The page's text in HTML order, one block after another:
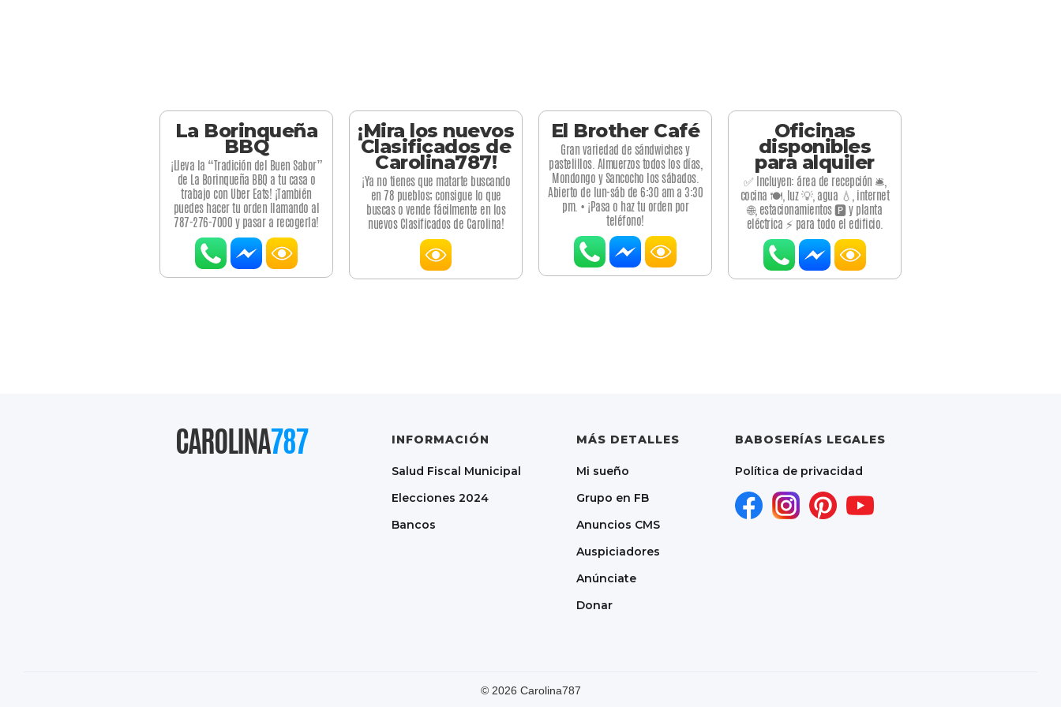
La Borinqueña
BBQ
¡Lleva la “Tradición del Buen Sabor”
de La Borinqueña BBQ a tu casa o
trabajo con Uber Eats! ¡También
puedes hacer tu orden llamando al
787-276-7000 y pasar a recogerla!
¡Mira los nuevos
Clasificados de
Carolina787!
¡Ya no tienes que matarte buscando
en 78 pueblos; consigue lo que
buscas o vende fácilmente en los
nuevos Clasificados de Carolina!
El Brother Café
Gran variedad de sándwiches y
pastelillos. Almuerzos todos los días,
Mondongo y Sancocho los sábados.
Abierto de lun-sáb de 6:30 am a 3:30
pm. • ¡Pasa o haz tu orden por
teléfono!
Oficinas
disponibles
para alquiler
✅ Incluyen: área de recepción 🛎️,
cocina 🍽️, luz 💡, agua 💧, internet
🌐, estacionamientos 🅿️ y planta
eléctrica ⚡ para todo el edificio.
CAROLINA787 INFORMACIÓN
Salud Fiscal Municipal
Elecciones 2024
Bancos
MÁS DETALLES
Mi sueño
Grupo en FB
Anuncios CMS
Auspiciadores
Anúnciate
Donar
BABOSERÍAS LEGALES
Política de privacidad
© 2026 Carolina787